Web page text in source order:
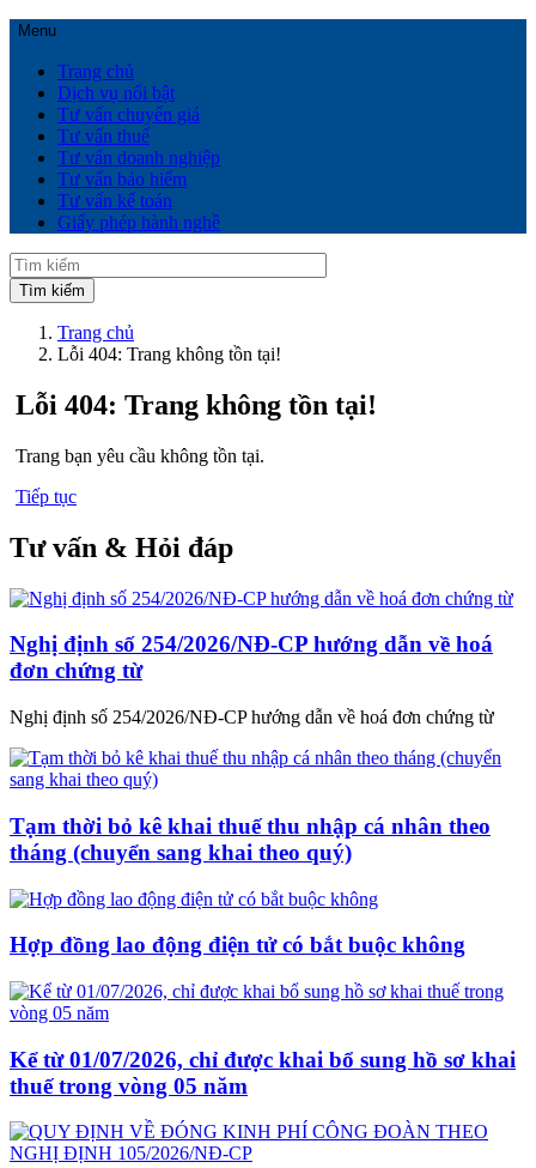
Menu
Trang chủ
Dịch vụ nổi bật
Tư vấn chuyển giá
Tư vấn thuế
Tư vấn doanh nghiệp
Tư vấn bảo hiểm
Tư vấn kế toán
Giấy phép hành nghề
Trang chủ
Lỗi 404: Trang không tồn tại!
Lỗi 404: Trang không tồn tại!
Trang bạn yêu cầu không tồn tại.
Tiếp tục
Tư vấn & Hỏi đáp
Nghị định số 254/2026/NĐ-CP hướng dẫn về hoá
đơn chứng từ
Nghị định số 254/2026/NĐ-CP hướng dẫn về hoá đơn chứng từ
Tạm thời bỏ kê khai thuế thu nhập cá nhân theo
tháng (chuyển sang khai theo quý)
Hợp đồng lao động điện tử có bắt buộc không
Kể từ 01/07/2026, chỉ được khai bổ sung hồ sơ khai
thuế trong vòng 05 năm